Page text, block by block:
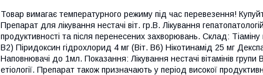
Товар вимагає температурного режиму під час перевезення!
Препарат для лікування нестачі віт. гр.B. Лікування
продуктивності та після перенесених захворювань. Склад:
B2) Піридоксин гідрохлорид 4 мг (Віт. B6) Нікотинамід 25 мг
Наповнювачі до 1мл. Показання: Лікування нестачі вітамінів групи
етіології. Препарат також призначають у період високої